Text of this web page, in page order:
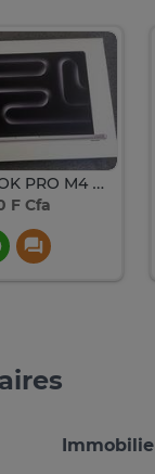
MACBOOK PRO M4 PRO CHIPS 14 2025 1TB/24
F Cfa